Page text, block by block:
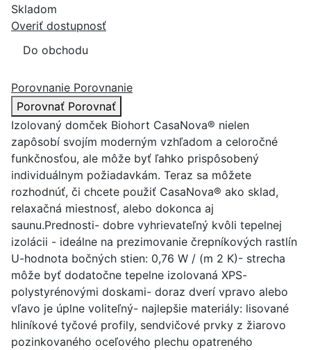
Skladom
Overiť dostupnosť
Do obchodu
Porovnanie Porovnanie
Porovnať Porovnať
Izolovaný domček Biohort CasaNova® nielen
zapôsobí svojím moderným vzhľadom a celoročné
funkčnosťou, ale môže byť ľahko prispôsobený
individuálnym požiadavkám. Teraz sa môžete
rozhodnúť, či chcete použiť CasaNova® ako sklad,
relaxačná miestnosť, alebo dokonca aj
saunu.Prednosti- dobre vyhrievateľný kvôli tepelnej
izolácii - ideálne na prezimovanie črepníkových rastlín
U-hodnota bočných stien: 0,76 W / (m 2 K)- strecha
môže byť dodatočne tepelne izolovaná XPS-
polystyrénovými doskami- doraz dverí vpravo alebo
vľavo je úplne voliteľný- najlepšie materiály: lisované
hliníkové tyčové profily, sendvičové prvky z žiarovo
pozinkovaného oceľového plechu opatreného